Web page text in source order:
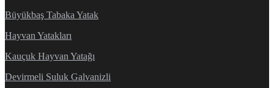
Büyükbaş Tabaka Yatak
Hayvan Yatakları
Kauçuk Hayvan Yatağı
Devirmeli Suluk Galvanizli